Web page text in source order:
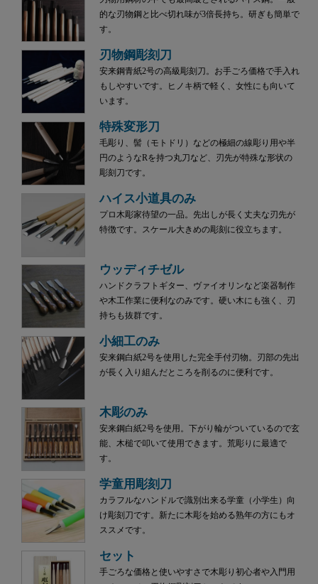
的な刃物鋼と比べ切れ味が3倍長持ち。研ぎも簡単で
す。
刃物鋼彫刻刀
安来鋼青紙2号の高級彫刻刀。お手ごろ価格で手入れ
もしやすいです。ヒノキ柄で軽く、女性にも向いて
います。
特殊変形刀
毛彫り、髻（モトドリ）などの極細の線彫り用や半
円のようなRを持つ丸刀など、刃先が特殊な形状の
彫刻刀です。
ハイス小道具のみ
プロ木彫家待望の一品。先出しが長く丈夫な刃先が
特徴です。スケール大きめの彫刻に役立ちます。
ウッディチゼル
ハンドクラフトギター、ヴァイオリンなど楽器制作
や木工作業に便利なのみです。硬い木にも強く、刃
持ちも抜群です。
小細工のみ
安来鋼白紙2号を使用した完全手付刃物。刃部の先出
が長く入り組んだところを削るのに便利です。
木彫のみ
安来鋼白紙2号を使用。下がり輪がついているので玄
能、木槌で叩いて使用できます。荒彫りに最適で
す。
学童用彫刻刀
カラフルなハンドルで識別出来る学童（小学生）向
け彫刻刀です。新たに木彫を始める熟年の方にもオ
ススメです。
セット
手ごろな価格と使いやすさで木彫り初心者や入門用